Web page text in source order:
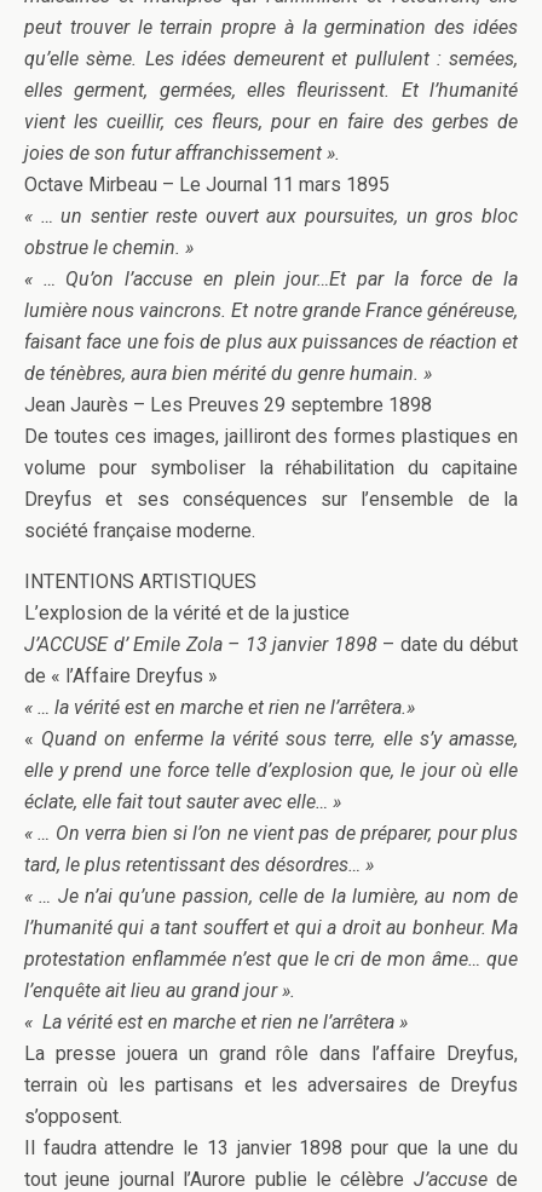
peut trouver le terrain propre à la germination des idées
qu’elle sème. Les idées demeurent et pullulent : semées,
elles germent, germées, elles fleurissent. Et l’humanité
vient les cueillir, ces fleurs, pour en faire des gerbes de
joies de son futur affranchissement ».
Octave Mirbeau – Le Journal 11 mars 1895
« … un sentier reste ouvert aux poursuites, un gros bloc
obstrue le chemin. »
« … Qu’on l’accuse en plein jour…Et par la force de la
lumière nous vaincrons. Et notre grande France généreuse,
faisant face une fois de plus aux puissances de réaction et
de ténèbres, aura bien mérité du genre humain. »
Jean Jaurès – Les Preuves 29 septembre 1898
De toutes ces images, jailliront des formes plastiques en
volume pour symboliser la réhabilitation du capitaine
Dreyfus et ses conséquences sur l’ensemble de la
société française moderne.
INTENTIONS ARTISTIQUES
L’explosion de la vérité et de la justice
J’ACCUSE d’ Emile Zola – 13 janvier 1898– date du début
de « l’Affaire Dreyfus »
« … la vérité est en marche et rien ne l’arrêtera.»
« Quand on enferme la vérité sous terre, elle s’y amasse,
elle y prend une force telle d’explosion que, le jour où elle
éclate, elle fait tout sauter avec elle… »
« … On verra bien si l’on ne vient pas de préparer, pour plus
tard, le plus retentissant des désordres… »
« … Je n’ai qu’une passion, celle de la lumière, au nom de
l’humanité qui a tant souffert et qui a droit au bonheur. Ma
protestation enflammée n’est que le cri de mon âme… que
l’enquête ait lieu au grand jour ».
« La vérité est en marche et rien ne l’arrêtera »
La presse jouera un grand rôle dans l’affaire Dreyfus,
terrain où les partisans et les adversaires de Dreyfus
s’opposent.
Il faudra attendre le 13 janvier 1898 pour que la une du
tout jeune journal l’Aurore publie le célèbre J’accuse de